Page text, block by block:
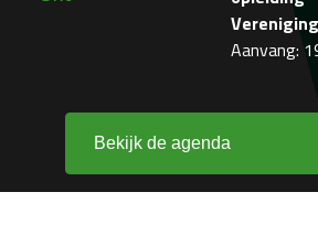
Aanvang:
Bekijk de agenda